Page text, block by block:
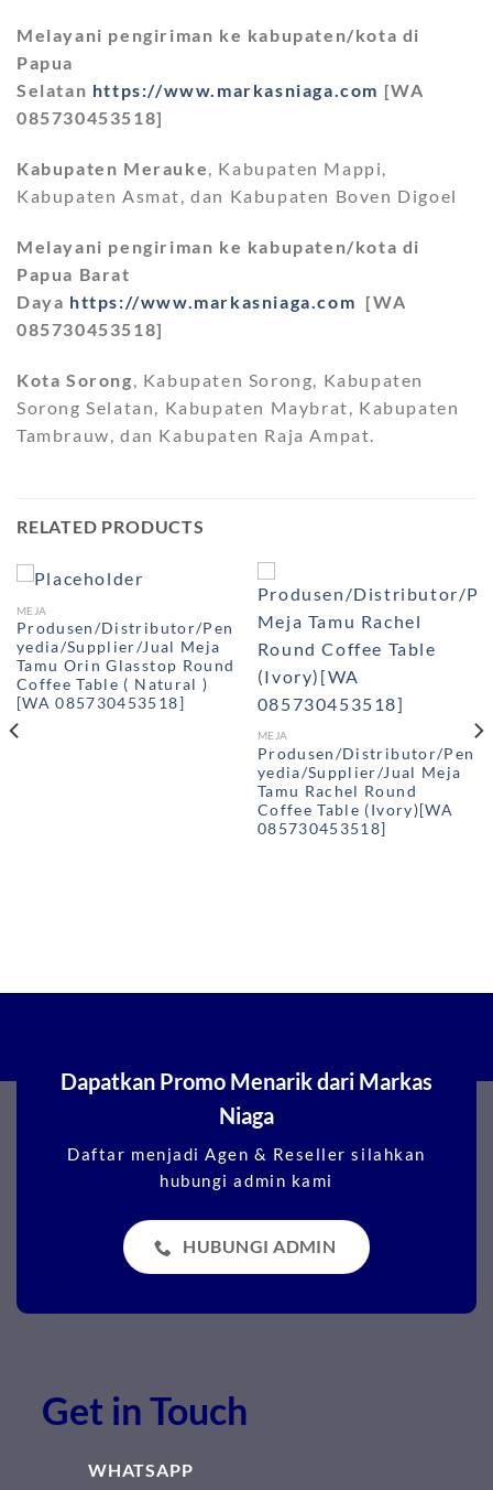
Melayani pengiriman ke kabupaten/kota di
Papua
Selatan https://www.markasniaga.com [WA
085730453518]
Kabupaten Merauke, Kabupaten Mappi,
Kabupaten Asmat, dan Kabupaten Boven Digoel
Melayani pengiriman ke kabupaten/kota di
Papua Barat
Daya https://www.markasniaga.com [WA
085730453518]
Kota Sorong, Kabupaten Sorong, Kabupaten
Sorong Selatan, Kabupaten Maybrat, Kabupaten
Tambrauw, dan Kabupaten Raja Ampat.
RELATED PRODUCTS
MEJA
Produsen/Distributor/Pen
yedia/Supplier/Jual Meja
Tamu Orin Glasstop Round
Coffee Table ( Natural )
[WA 085730453518]
MEJA
Produsen/Distributor/Pen
yedia/Supplier/Jual Meja
Tamu Rachel Round
Coffee Table (Ivory)[WA
085730453518]
Dapatkan Promo Menarik dari Markas
Niaga
Daftar menjadi Agen & Reseller silahkan
hubungi admin kami
HUBUNGI ADMIN
Get in Touch
WHATSAPP